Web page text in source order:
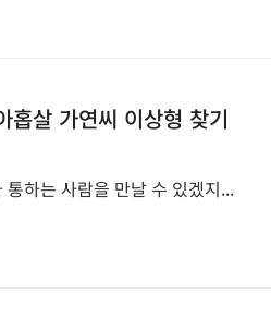
홉살 가연씨 이상형 찾기
통하는 사람을 만날 수 있겠지...